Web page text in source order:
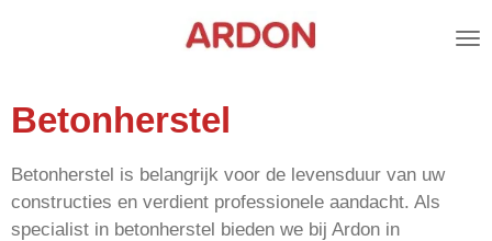
de
hoofdinhoud
Betonherstel
Betonherstel is belangrijk voor de levensduur van uw
constructies en verdient professionele aandacht. Als
specialist in betonherstel bieden we bij Ardon in